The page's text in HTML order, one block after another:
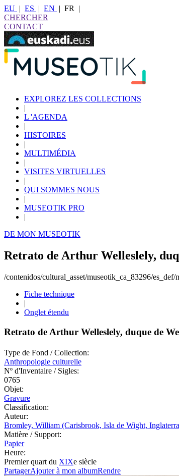
EU | ES | EN | FR
|
CHERCHER
CONTACT
EXPLOREZ LES COLLECTIONS
|
L 'AGENDA
|
HISTOIRES
|
MULTIMÉDIA
|
VISITES VIRTUELLES
|
QUI SOMMES NOUS
|
MUSEOTIK PRO
|
DE MON MUSEOTIK
Retrato de Arthur Welleslely,
/contenidos/cultural_asset/museotik_ca_83296/
Fiche technique
|
Onglet étendu
Retrato de Arthur Welleslely, duque de
Type de Fond / Collection:
Anthropologie culturelle
Nº d'Inventaire / Sigles:
0765
Objet:
Gravure
Classification:
Auteur:
Bromley, William (Carisbrook, Isla de Wight,
Matière / Support:
Papier
Heure:
Premier quart du XIXe siècle
PartagerAjouter à mon albumRendre